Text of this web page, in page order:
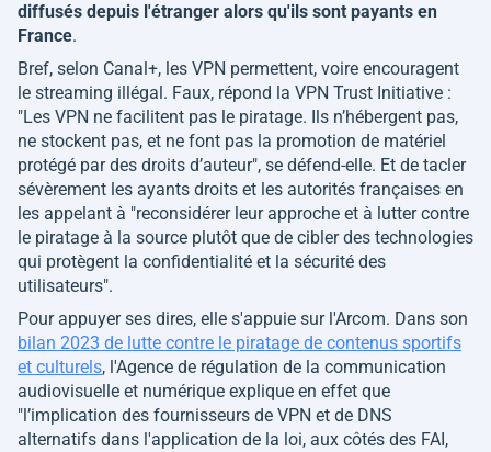
diffusés depuis l'étranger alors qu'ils sont payants en
France.
Bref, selon Canal+, les VPN permettent, voire encouragent
le streaming illégal. Faux, répond la VPN Trust Initiative :
"Les VPN ne facilitent pas le piratage. Ils n’hébergent pas,
ne stockent pas, et ne font pas la promotion de matériel
protégé par des droits d’auteur", se défend-elle. Et de tacler
sévèrement les ayants droits et les autorités françaises en
les appelant à "reconsidérer leur approche et à lutter contre
le piratage à la source plutôt que de cibler des technologies
qui protègent la confidentialité et la sécurité des
utilisateurs".
Pour appuyer ses dires, elle s'appuie sur l'Arcom. Dans son
bilan 2023 de lutte contre le piratage de contenus sportifs
et culturels, l'Agence de régulation de la communication
audiovisuelle et numérique explique en effet que
" l’implication des fournisseurs de VPN et de DNS
alternatifs dans l'application de la loi, aux côtés des FAI,